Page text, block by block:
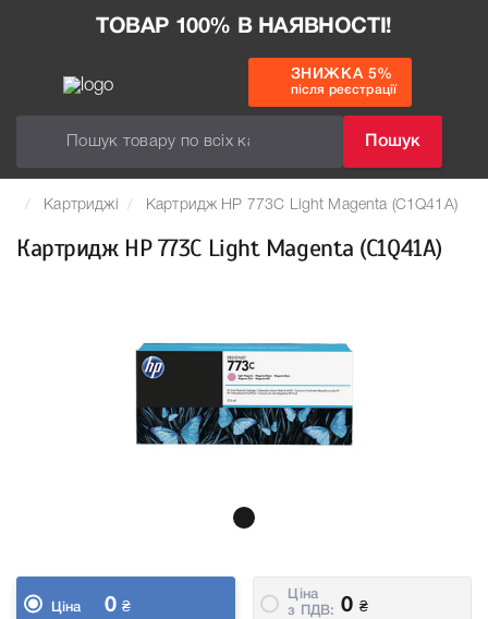
ТОВАР 100% В НАЯВНОСТІ!
Пошук
ЗНИЖКА 5%
після реєстрації
Картриджі Картридж HP 773C Light Magenta (C1Q41A)
Картридж HP 773C Light Magenta (C1Q41A)
Ціна 0 ₴
Ціна
з ПДВ:
0 ₴